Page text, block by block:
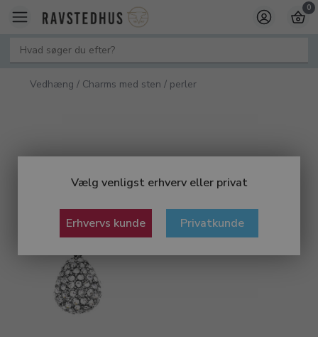
Vælg venligst erhverv eller privat
Erhvervs kunde Privatkunde
0
Vedhæng / Charms med sten / perler